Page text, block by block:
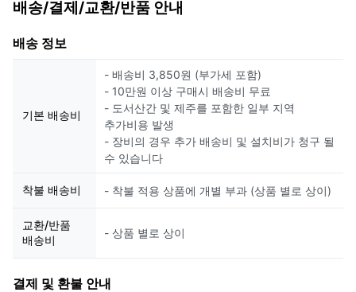
배송/결제/교환/반품 안내
배송 정보
기본 배송비
- 배송비 3,850원 (부가세 포함)
- 10만원 이상 구매시 배송비 무료
- 도서산간 및 제주를 포함한 일부 지역
추가비용 발생
- 장비의 경우 추가 배송비 및 설치비가 청구 될
수 있습니다
착불 배송비 - 착불 적용 상품에 개별 부과 (상품 별로 상이)
교환/반품
배송비
- 상품 별로 상이
결제 및 환불 안내